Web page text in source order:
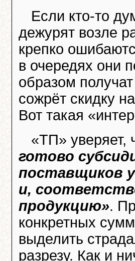
Если кто-то
дежурят возле
крепко
в очередях они
образом
сожрёт скидку
Вот такая
«ТП» уверяет,
готово
поставщиков
и,
продукцию».
конкретных
выделить
разрезу. Как и